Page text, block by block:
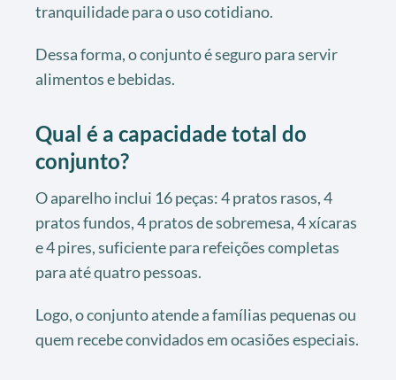
tranquilidade para o uso cotidiano.
Dessa forma, o conjunto é seguro para servir
alimentos e bebidas.
Qual é a capacidade total do
conjunto?
O aparelho inclui 16 peças: 4 pratos rasos, 4
pratos fundos, 4 pratos de sobremesa, 4 xícaras
e 4 pires, suficiente para refeições completas
para até quatro pessoas.
Logo, o conjunto atende a famílias pequenas ou
quem recebe convidados em ocasiões especiais.